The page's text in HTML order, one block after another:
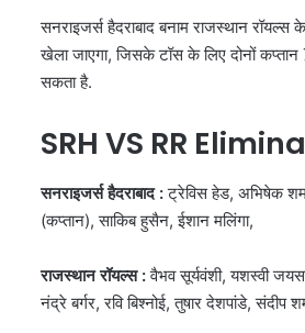
सनराइजर्स हैदराबाद बनाम राजस्थान
खेला जाएगा, जिसके टॉस के लिए दोनों
सकता है.
SRH VS RR
सनराइजर्स हैदराबाद :ट्रेविस हेड, अभिषेक
(कप्तान), साकिब हुसैन, ईशान मलिंगा,
राजस्थान रॉयल्स :वैभव सूर्यवंशी, यशस्वी
नंद्रे बर्गर, रवि बिश्नोई, तुषार देशपांडे, संदीप